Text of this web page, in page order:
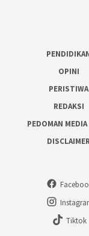
OPINI
PERISTIWA
REDAKSI
PEDOMAN
Tiktok